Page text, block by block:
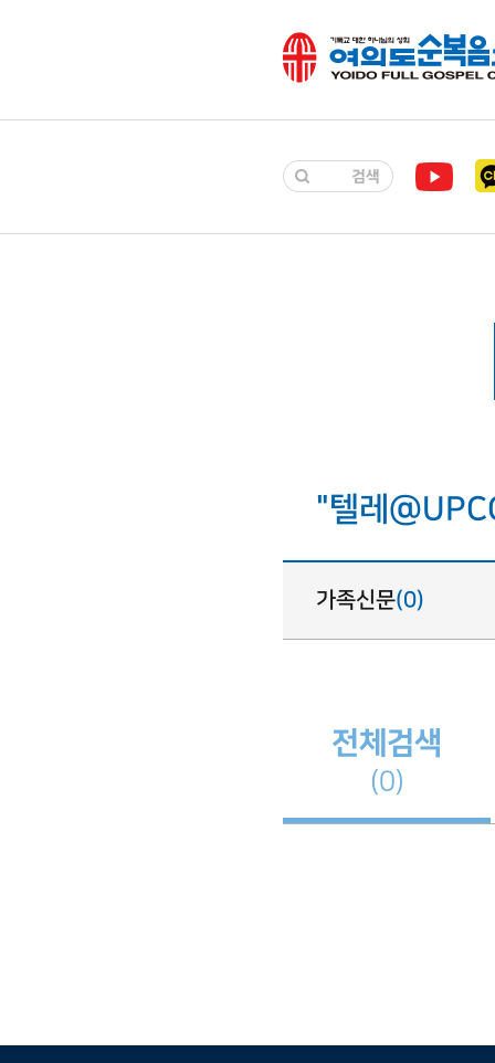
"텔레
가족신문(0)
전체검색
(0)